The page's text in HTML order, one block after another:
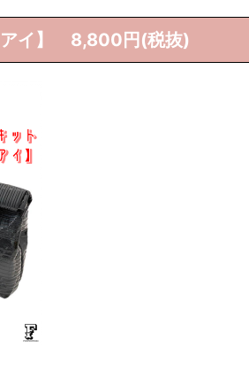
アイ】 8,800円(税抜)